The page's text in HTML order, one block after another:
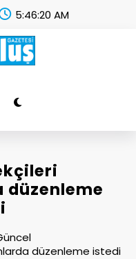
5:46:21 AM
düzenleme
düzenleme istedi